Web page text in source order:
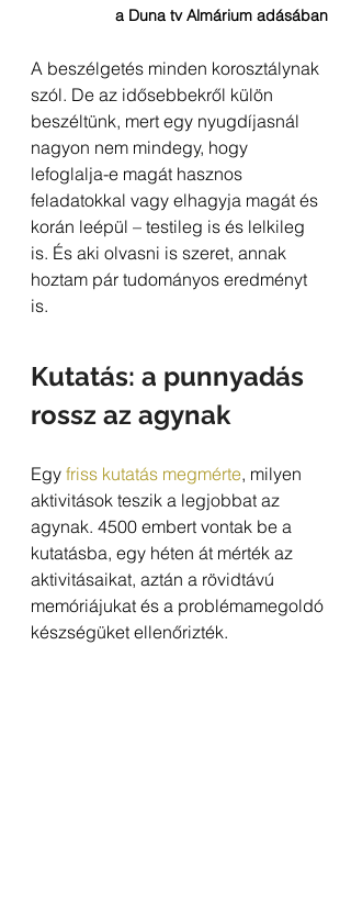
a Duna tv Almárium adásában
A beszélgetés minden korosztálynak
szól. De az idősebbekről külön
beszéltünk, mert egy nyugdíjasnál
nagyon nem mindegy, hogy
lefoglalja-e magát hasznos
feladatokkal vagy elhagyja magát és
korán leépül – testileg is és lelkileg
is. És aki olvasni is szeret, annak
hoztam pár tudományos eredményt
is.
Kutatás: a punnyadás
rossz az agynak
Egy friss kutatás megmérte, milyen
aktivitások teszik a legjobbat az
agynak. 4500 embert vontak be a
kutatásba, egy héten át mérték az
aktivitásaikat, aztán a rövidtávú
memóriájukat és a problémamegoldó
készségüket ellenőrizték.